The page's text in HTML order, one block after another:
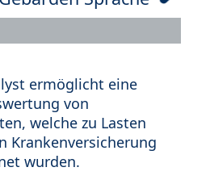
ermöglicht eine
von
welche zu Lasten
Krankenversicherung
wurden.